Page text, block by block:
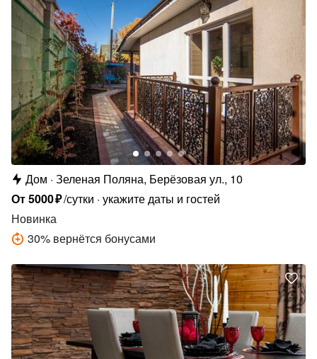
Дом Зеленая Поляна, Берёзовая ул., 10
От5000₽/сутки укажите даты и гостей
Новинка
30% вернётся бонусами